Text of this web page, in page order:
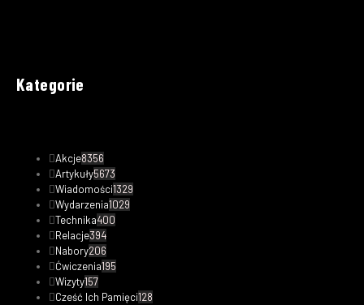
Kategorie
Akcje8356
Artykuły5673
Wiadomości1329
Wydarzenia1029
Technika400
Relacje394
Nabory206
Ćwiczenia195
Wizyty157
Cześć Ich Pamięci128